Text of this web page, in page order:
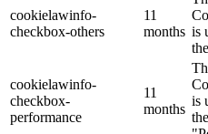
cookielawinfo-
checkbox-others
11
months is
cookielawinfo-
checkbox-
performance
11
months
is